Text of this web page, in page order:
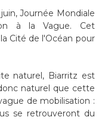
Journée Mondiale
à la Vague. Cet
Cité de l'Océan pour
naturel, Biarritz est
naturel que cette
de mobilisation :
se retrouveront du